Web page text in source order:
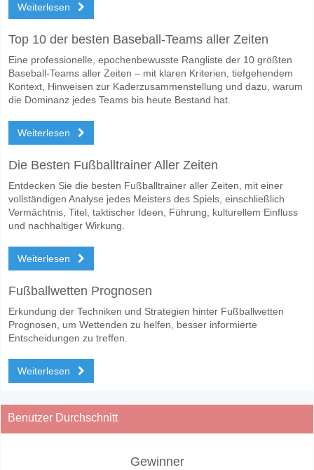
Weiterlesen
Top 10 der besten Baseball-Teams aller Zeiten
Eine professionelle, epochenbewusste Rangliste der 10 größten
Baseball-Teams aller Zeiten – mit klaren Kriterien, tiefgehendem
Kontext, Hinweisen zur Kaderzusammenstellung und dazu, warum
die Dominanz jedes Teams bis heute Bestand hat.
Weiterlesen
Die Besten Fußballtrainer Aller Zeiten
Entdecken Sie die besten Fußballtrainer aller Zeiten, mit einer
vollständigen Analyse jedes Meisters des Spiels, einschließlich
Vermächtnis, Titel, taktischer Ideen, Führung, kulturellem Einfluss
und nachhaltiger Wirkung.
Weiterlesen
Fußballwetten Prognosen
Erkundung der Techniken und Strategien hinter Fußballwetten
Prognosen, um Wettenden zu helfen, besser informierte
Entscheidungen zu treffen.
Weiterlesen
Benutzer Durchschnitt
Gewinner